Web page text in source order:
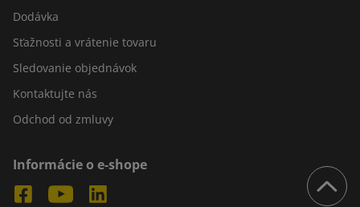
Dodávka
Sťažnosti a vrátenie tovaru
Sledovanie objednávok
Kontaktujte nás
Odchod od zmluvy
Informácie o e-shope